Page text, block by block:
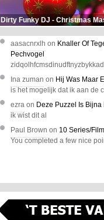
Dirty Funky DJ - Christmas
aasacnrxlh on Knaller Of
Pechvogel
Ina zuman on Hij Was Maar
is het mogelijk dat ik aan de
ezra on Deze Puzzel Is Bijna
ik wist dit al
Paul Brown on 10 Series/
You completed a few nice